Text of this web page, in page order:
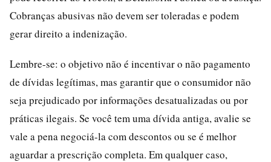
Cobranças abusivas não devem ser toleradas e podem
gerar direito a indenização.
Lembre-se: o objetivo não é incentivar o não pagamento
de dívidas legítimas, mas garantir que o consumidor não
seja prejudicado por informações desatualizadas ou por
práticas ilegais. Se você tem uma dívida antiga, avalie se
vale a pena negociá-la com descontos ou se é melhor
aguardar a prescrição completa. Em qualquer caso,